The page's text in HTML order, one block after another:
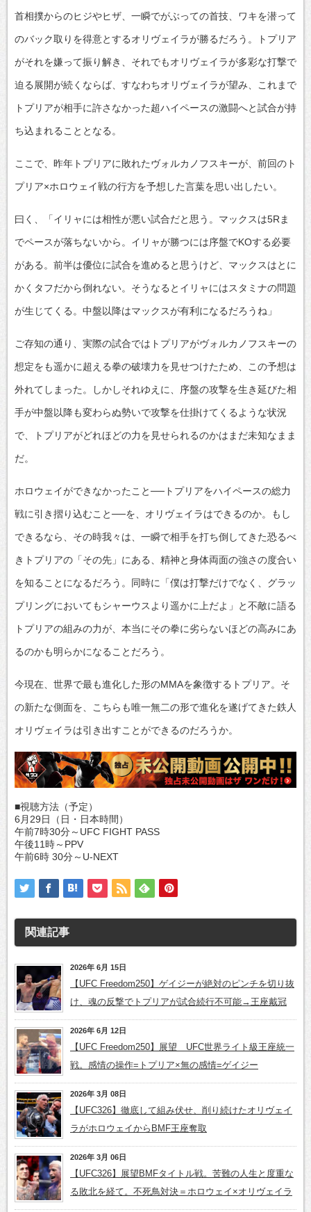
首相撲からのヒジやヒザ、一瞬でがぶっての首技、ワキを潜って
のバック取りを得意とするオリヴェイラが勝るだろう。トプリア
がそれを嫌って振り解き、それでもオリヴェイラが多彩な打撃で
迫る展開が続くならば、すなわちオリヴェイラが望み、これまで
トプリアが相手に許さなかった超ハイペースの激闘へと試合が持
ち込まれることとなる。
ここで、昨年トプリアに敗れたヴォルカノフスキーが、前回のト
プリア×ホロウェイ戦の行方を予想した言葉を思い出したい。
曰く、「イリャには相性が悪い試合だと思う。マックスは5Rま
でペースが落ちないから。イリャが勝つには序盤でKOする必要
がある。前半は優位に試合を進めると思うけど、マックスはとに
かくタフだから倒れない。そうなるとイリャにはスタミナの問題
が生じてくる。中盤以降はマックスが有利になるだろうね」
ご存知の通り、実際の試合ではトプリアがヴォルカノフスキーの
想定をも遥かに超える拳の破壊力を見せつけたため、この予想は
外れてしまった。しかしそれゆえに、序盤の攻撃を生き延びた相
手が中盤以降も変わらぬ勢いで攻撃を仕掛けてくるような状況
で、トプリアがどれほどの力を見せられるのかはまだ未知なまま
だ。
ホロウェイができなかったこと──トプリアをハイペースの総力
戦に引き摺り込むこと──を、オリヴェイラはできるのか。もし
できるなら、その時我々は、一瞬で相手を打ち倒してきた恐るべ
きトプリアの「その先」にある、精神と身体両面の強さの度合い
を知ることになるだろう。同時に「僕は打撃だけでなく、グラッ
プリングにおいてもシャーウスより遥かに上だよ」と不敵に語る
トプリアの組みの力が、本当にその拳に劣らないほどの高みにあ
るのかも明らかになることだろう。
今現在、世界で最も進化した形のMMAを象徴するトプリア。そ
の新たな側面を、こちらも唯一無二の形で進化を遂げてきた鉄人
オリヴェイラは引き出すことができるのだろうか。
■視聴方法（予定）
6月29日（日・日本時間）
午前7時30分～UFC FIGHT PASS
午後11時～PPV
午前6時 30分～U-NEXT
関連記事
2026年 6月 15日
【UFC Freedom250】ゲイジーが絶対のピンチを切り抜
け、魂の反撃でトプリアが試合続行不可能→王座戴冠
2026年 6月 12日
【UFC Freedom250】展望 UFC世界ライト級王座統一
戦。感情の操作=トプリア×無の感情=ゲイジー
2026年 3月 08日
【UFC326】徹底して組み伏せ、削り続けたオリヴェイ
ラがホロウェイからBMF王座奪取
2026年 3月 06日
【UFC326】展望BMFタイトル戦。苦難の人生と度重な
る敗北を経て。不死鳥対決＝ホロウェイ×オリヴェイラ